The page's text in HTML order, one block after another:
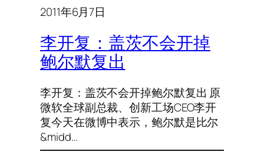
2011年6月7日
李开复：盖茨不会开掉
鲍尔默复出
李开复：盖茨不会开掉鲍尔默复出 原
微软全球副总裁、创新工场CEO李开
复今天在微博中表示，鲍尔默是比尔
&midd…